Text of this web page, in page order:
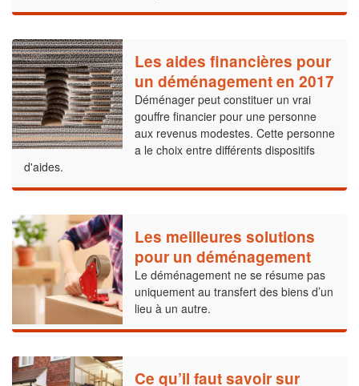
Les aides financières pour
un déménagement en 2017
Déménager peut constituer un vrai
gouffre financier pour une personne
aux revenus modestes. Cette personne
a le choix entre différents dispositifs
d'aides.
Les meilleures solutions
pour un déménagement
Le déménagement ne se résume pas
uniquement au transfert des biens d’un
lieu à un autre.
Ce qu’il faut savoir sur